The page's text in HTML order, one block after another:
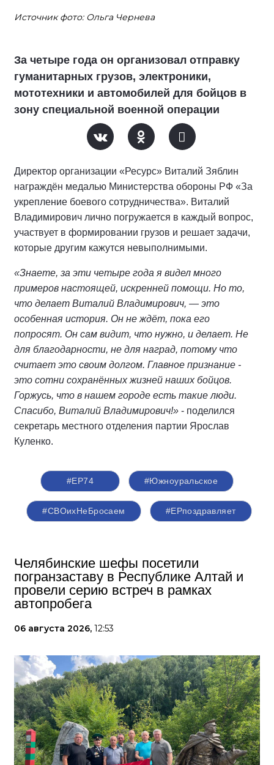
Источник фото: Ольга Чернева
За четыре года он организовал отправку
гуманитарных грузов, электроники,
мототехники и автомобилей для бойцов в
зону специальной военной операции
Директор организации «Ресурс» Виталий Зяблин
награждён медалью Министерства обороны РФ «За
укрепление боевого сотрудничества». Виталий
Владимирович лично погружается в каждый вопрос,
участвует в формировании грузов и решает задачи,
которые другим кажутся невыполнимыми.
«Знаете, за эти четыре года я видел много
примеров настоящей, искренней помощи. Но то,
что делает Виталий Владимирович, — это
особенная история. Он не ждёт, пока его
попросят. Он сам видит, что нужно, и делает. Не
для благодарности, не для наград, потому что
считает это своим долгом. Главное признание -
это сотни сохранённых жизней наших бойцов.
Горжусь, что в нашем городе есть такие люди.
Спасибо, Виталий Владимирович!» - поделился
секретарь местного отделения партии Ярослав
Куленко.
#ЕР74 #Южноуральское
#СВОихНеБросаем #ЕРпоздравляет
Челябинские шефы посетили
погранзаставу в Республике Алтай и
провели серию встреч в рамках
автопробега
06 августа 2026, 12:53